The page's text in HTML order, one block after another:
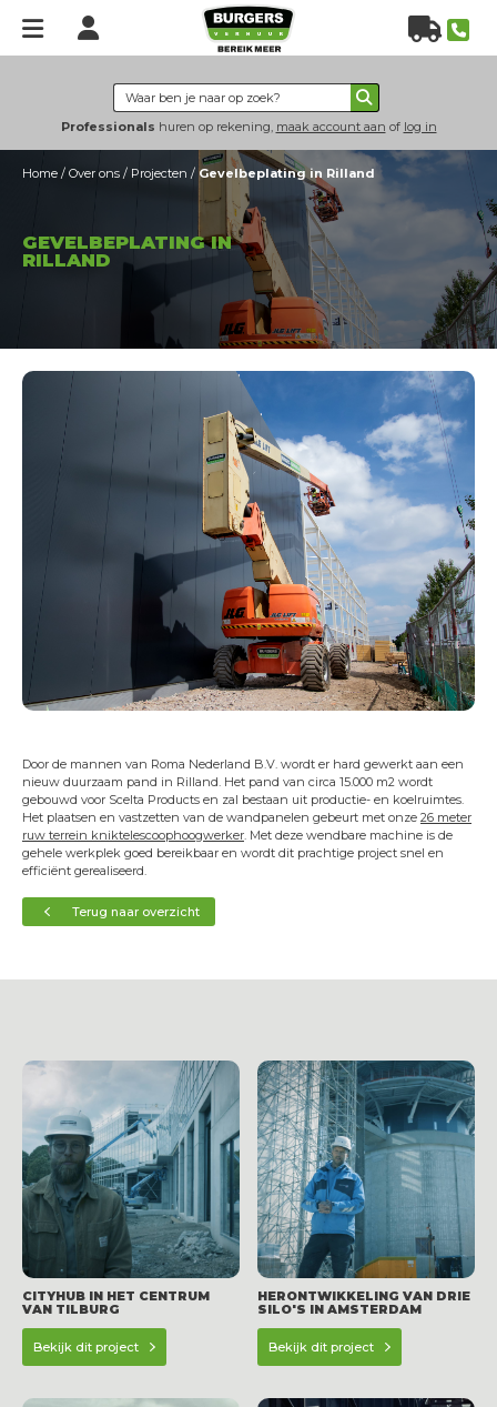
Verhuur
Hoogwerkers
Grondverzet
Nieuws
Over Burgers Verhuur
Onderhoud & keuring
24/7 Servicedienst
Training
Duurzaam ondernemen
Short Lease
Contact
Professionals huren op rekening, maak account aan of log in
Home / Over ons / Projecten / Gevelbeplating in Rilland
GEVELBEPLATING IN
RILLAND
Door de mannen van Roma Nederland B.V. wordt er hard gewerkt aan een
nieuw duurzaam pand in Rilland. Het pand van circa 15.000 m2 wordt
gebouwd voor Scelta Products en zal bestaan uit productie- en koelruimtes.
Het plaatsen en vastzetten van de wandpanelen gebeurt met onze 26 meter
ruw terrein kniktelescoophoogwerker. Met deze wendbare machine is de
gehele werkplek goed bereikbaar en wordt dit prachtige project snel en
efficiënt gerealiseerd.
Terug naar overzicht
CITYHUB IN HET CENTRUM
VAN TILBURG
Bekijk dit project
HERONTWIKKELING VAN DRIE
SILO'S IN AMSTERDAM
Bekijk dit project